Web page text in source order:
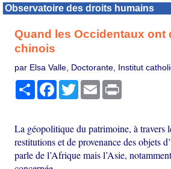
Observatoire des droits humains
Quand les Occidentaux ont
chinois
par Elsa Valle, Doctorante, Institut
PartagerFacebook
TwitterEmail
La géopolitique du patrimoine, à travers
restitutions et de provenance des objets
parle de l’Afrique mais l’Asie,